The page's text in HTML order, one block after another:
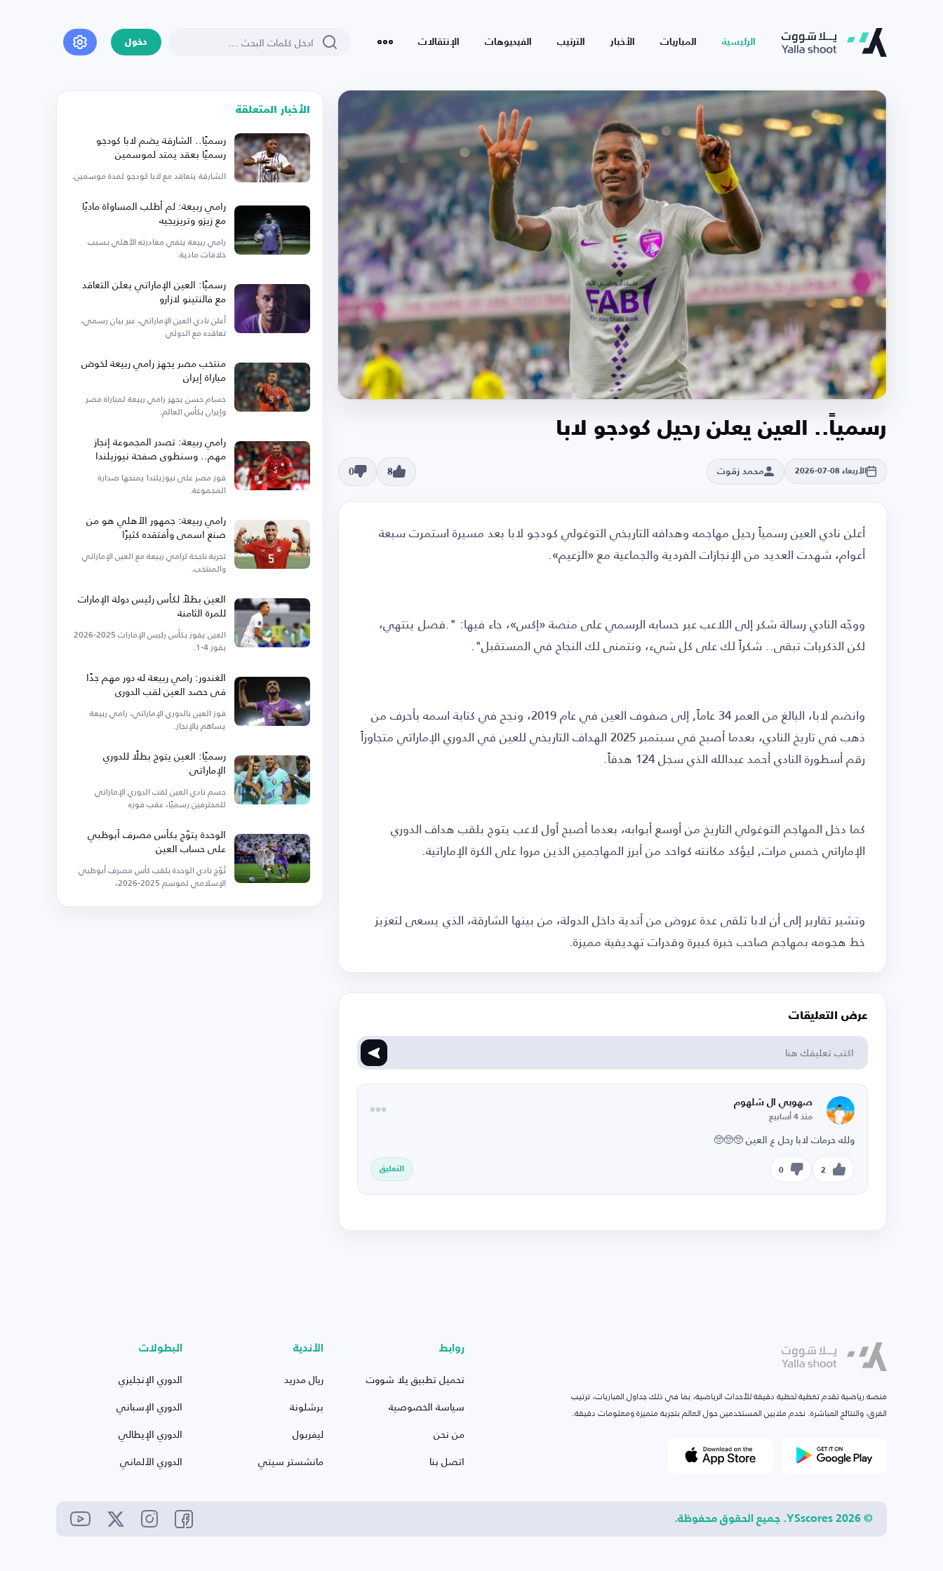
الرئيسية المباريات الأخبار الترتيب الفيديوهات الإنتقالات دخول
رسمياً.. العين يعلن رحيل كودجو لابا
الأربعاء 08-07-2026 محمد زقوت 8
0
أعلن نادي العين رسمياً رحيل مهاجمه وهدافه التاريخي التوغولي كودجو لابا بعد مسيرة استمرت سبعة
أعوام، شهدت العديد من الإنجازات الفردية والجماعية مع «الزعيم».
ووجّه النادي رسالة شكر إلى اللاعب عبر حسابه الرسمي على منصة «إكس»، جاء فيها: ".فصل ينتهي،
لكن الذكريات تبقى.. شكراً لك على كل شيء، ونتمنى لك النجاح في المستقبل".
وانضم لابا، البالغ من العمر 34 عاماً, إلى صفوف العين في عام 2019، ونجح في كتابة اسمه بأحرف من
ذهب في تاريخ النادي، بعدما أصبح في سبتمبر 2025 الهداف التاريخي للعين في الدوري الإماراتي متجاوزاً
رقم أسطورة النادي أحمد عبدالله الذي سجل 124 هدفاً.
كما دخل المهاجم التوغولي التاريخ من أوسع أبوابه، بعدما أصبح أول لاعب يتوج بلقب هداف الدوري
الإماراتي خمس مرات, ليؤكد مكانته كواحد من أبرز المهاجمين الذين مروا على الكرة الإماراتية.
وتشير تقارير إلى أن لابا تلقى عدة عروض من أندية داخل الدولة، من بينها الشارقة، الذي يسعى لتعزيز
خط هجومه بمهاجم صاحب خبرة كبيرة وقدرات تهديفية مميزة.
عرض التعليقات
صهوبي ال شلهوم
منذ 4 أسابيع
ولله حرمات لابا رحل ع العين 🥺🥺🥺
2
0 التعليق
الأخبار المتعلقة
رسميًا.. الشارقة يضم لابا كودجو
رسميًا بعقد يمتد لموسمين
الشارقة يتعاقد مع لابا كودجو لمدة موسمين.
رامي ربيعة: لم أطلب المساواة ماديًا
مع زيزو وتريزيجيه
رامي ربيعة ينفي مغادرته الأهلي بسبب
خلافات مادية.
رسميًا: العين الإماراتي يعلن التعاقد
مع فالنتينو لازارو
أعلن نادي العين الإماراتي، عبر بيان رسمي،
تعاقده مع الدولي
منتخب مصر يجهز رامي ربيعة لخوض
مباراة إيران
حسام حسن يجهز رامي ربيعة لمباراة مصر
وإيران بكأس العالم.
رامي ربيعة: تصدر المجموعة إنجاز
مهم.. وسنطوي صفحة نيوزيلندا
فوز مصر على نيوزيلندا يمنحها صدارة
المجموعة.
رامي ربيعة: جمهور الأهلي هو من
صنع اسمي وأفتقده كثيرًا
تجربة ناجحة لرامي ربيعة مع العين الإماراتي
والمنتخب.
العين بطلاً لكأس رئيس دولة الإمارات
للمرة الثامنة
العين يفوز بكأس رئيس الإمارات 2025-2026
بفوز 4-1.
الغندور: رامي ربيعة له دور مهم جدًا
في حصد العين لقب الدوري
فوز العين بالدوري الإماراتي، رامي ربيعة
يساهم بالإنجاز.
رسميًا: العين يتوج بطلًا للدوري
الإماراتي
حسم نادي العين لقب الدوري الإماراتي
للمحترفين رسميًا، عقب فوزه
الوحدة يتوّج بكأس مصرف أبوظبي
على حساب العين
تُوّج نادي الوحدة بلقب كأس مصرف أبوظبي
الإسلامي لموسم 2025-2026،
منصة رياضية تقدم تغطية لحظية دقيقة للأحداث الرياضية، بما في ذلك جداول المباريات، ترتيب
الفرق، والنتائج المباشرة. نخدم ملايين المستخدمين حول العالم بتجربة متميزة ومعلومات دقيقة.
روابط
تحميل تطبيق يلا شووت
سياسة الخصوصية
من نحن
اتصل بنا
الأندية
ريال مدريد
برشلونة
ليفربول
مانشستر سيتي
البطولات
الدوري الإنجليزي
الدوري الإسباني
الدوري الإيطالي
الدوري الألماني
© 2026 YSscores. جميع الحقوق محفوظة.